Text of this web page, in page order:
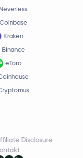
Neverless
Coinbase
Kraken
Binance
eToro
Disclosure